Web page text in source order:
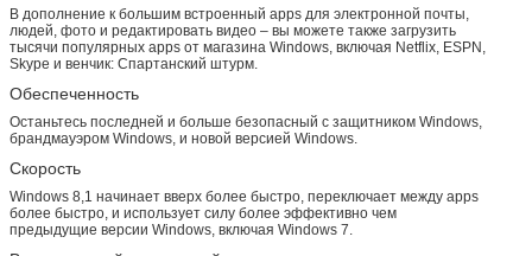
В дополнение к большим встроенный apps для электронной почты,
людей, фото и редактировать видео – вы можете также загрузить
тысячи популярных apps от магазина Windows, включая Netflix, ESPN,
Skype и венчик: Спартанский штурм.
Обеспеченность
Останьтесь последней и больше безопасный с защитником Windows,
брандмауэром Windows, и новой версией Windows.
Скорость
Windows 8,1 начинает вверх более быстро, переключает между apps
более быстро, и использует силу более эффективно чем
предыдущие версии Windows, включая Windows 7.